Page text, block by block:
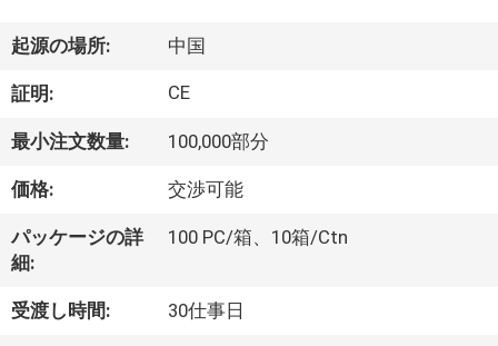
ク
ト
VR
シ
ョ
ー
起源の場所: 中国
証明: CE
最小注文数量: 100,000部分
価格: 交渉可能
パッケージの詳
細:
100 PC/箱、10箱/Ctn
受渡し時間: 30仕事日